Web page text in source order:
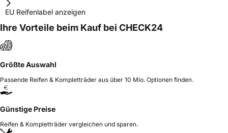
EU Reifenlabel anzeigen
Ihre Vorteile beim Kauf bei CHECK24
Größte Auswahl
Passende Reifen & Kompletträder aus über 10 Mio. Optionen finden.
Günstige Preise
Reifen & Kompletträder vergleichen und sparen.